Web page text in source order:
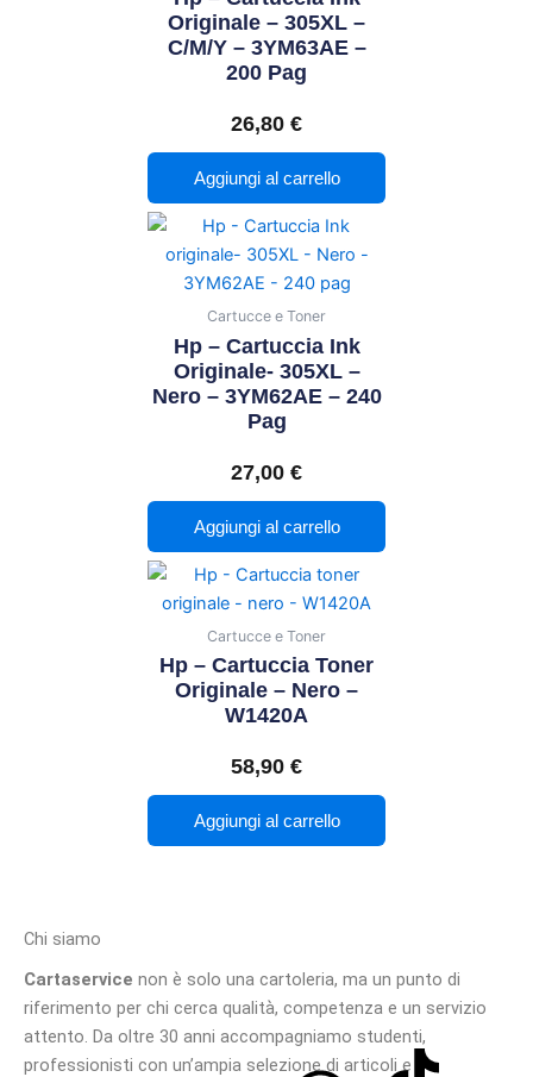
Originale – 305XL –
C/M/Y – 3YM63AE –
200 Pag
26,80 €
Aggiungi al carrello
Cartucce e Toner
Hp – Cartuccia Ink
Originale- 305XL –
Nero – 3YM62AE – 240
Pag
27,00 €
Aggiungi al carrello
Cartucce e Toner
Hp – Cartuccia Toner
Originale – Nero –
W1420A
58,90 €
Aggiungi al carrello
Chi siamo
Cartaservice non è solo una cartoleria, ma un punto di
riferimento per chi cerca qualità, competenza e un servizio
attento. Da oltre 30 anni accompagniamo studenti,
professionisti con un’ampia selezione di articoli e